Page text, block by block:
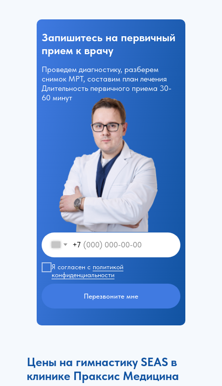
Запишитесь на первичный
прием к врачу
Проведем диагностику, разберем
снимок МРТ, составим план лечения
Длительность первичного приема 30-
60 минут
+7
Я согласен с политикой
конфиденциальности
Перезвоните мне
Цены на гимнастику SEAS в
клинике Праксис Медицина